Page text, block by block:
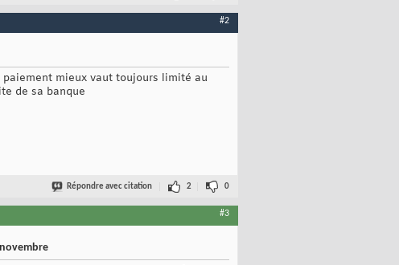
#2
mieux vaut toujours limité au
de sa banque
Répondre avec citation 2 0
#3